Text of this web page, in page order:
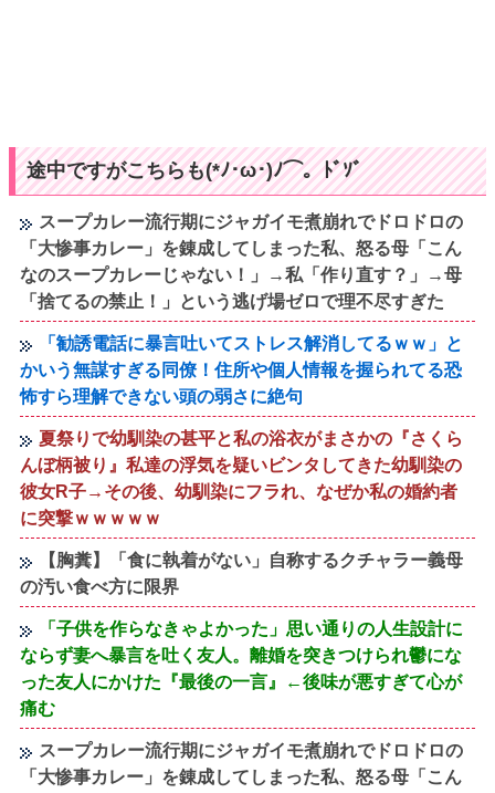
途中ですがこちらも(*ﾉ･ω･)ﾉ⌒。ﾄﾞｿﾞ
スープカレー流行期にジャガイモ煮崩れでドロドロの
「大惨事カレー」を錬成してしまった私、怒る母「こん
なのスープカレーじゃない！」→私「作り直す？」→母
「捨てるの禁止！」という逃げ場ゼロで理不尽すぎた
「勧誘電話に暴言吐いてストレス解消してるｗｗ」と
かいう無謀すぎる同僚！住所や個人情報を握られてる恐
怖すら理解できない頭の弱さに絶句
夏祭りで幼馴染の甚平と私の浴衣がまさかの『さくら
んぼ柄被り』私達の浮気を疑いビンタしてきた幼馴染の
彼女R子→その後、幼馴染にフラれ、なぜか私の婚約者
に突撃ｗｗｗｗｗ
【胸糞】「食に執着がない」自称するクチャラー義母
の汚い食べ方に限界
「子供を作らなきゃよかった」思い通りの人生設計に
ならず妻へ暴言を吐く友人。離婚を突きつけられ鬱にな
った友人にかけた『最後の一言』←後味が悪すぎて心が
痛む
スープカレー流行期にジャガイモ煮崩れでドロドロの
「大惨事カレー」を錬成してしまった私、怒る母「こん